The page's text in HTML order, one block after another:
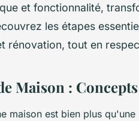
et fonctionnalité,
les étapes
rénovation, tout en
Maison :
maison est bien plus qu'une